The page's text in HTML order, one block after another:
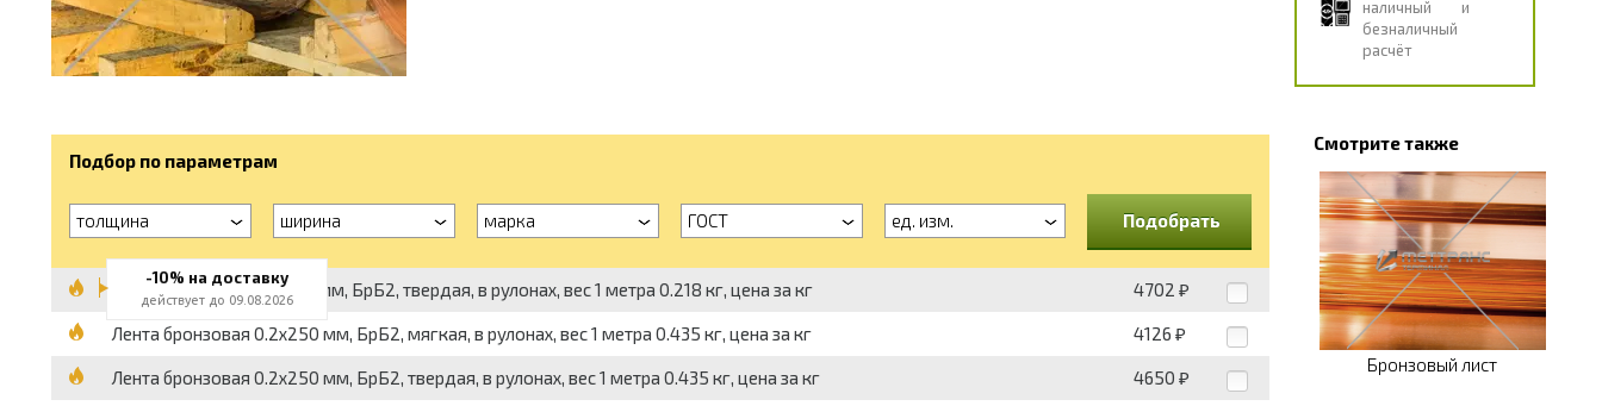
наличный и
безналичный
расчёт
Подбор по параметрам
толщина ширина марка ГОСТ ед. изм. Подобрать
Лента бронзовая 0.1x250 мм, БрБ2, твердая, в рулонах, вес 1 метра 0.218 кг, цена за кг 4702 ₽
Лента бронзовая 0.2x250 мм, БрБ2, мягкая, в рулонах, вес 1 метра 0.435 кг, цена за кг 4126 ₽
Лента бронзовая 0.2x250 мм, БрБ2, твердая, в рулонах, вес 1 метра 0.435 кг, цена за кг 4650 ₽
Смотрите также
Бронзовый лист
-10% на доставку
действует до 09.08.2026